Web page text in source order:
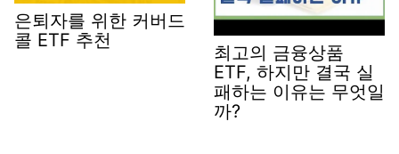
은퇴자를 위한 커버드
콜 ETF 추천
최고의 금융상품
ETF, 하지만 결국 실
패하는 이유는 무엇일
까?